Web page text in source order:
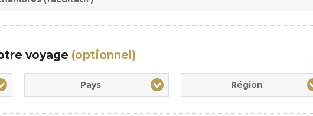
:
voyage (optionnel)
Pays Région